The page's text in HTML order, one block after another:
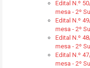
Edital N.º
mesa - 2º
Edital N.º
mesa - 2º
Edital N.º
mesa - 2º
Edital N.º
mesa - 2º